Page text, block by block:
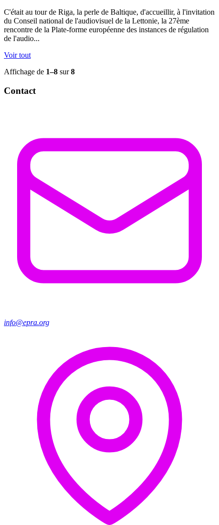
C'était au tour de Riga, la perle de Baltique, d'accueillir, à l'invitation
du Conseil national de l'audiovisuel de la Lettonie, la 27ème
rencontre de la Plate-forme européenne des instances de régulation
de l'audio...
Voir tout
Affichage de 1–8 sur8
Contact
info@epra.org